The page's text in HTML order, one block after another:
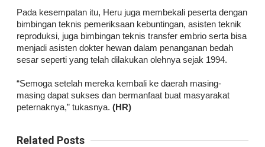
Pada kesempatan itu, Heru juga membekali peserta dengan
bimbingan teknis pemeriksaan kebuntingan, asisten teknik
reproduksi, juga bimbingan teknis transfer embrio serta bisa
menjadi asisten dokter hewan dalam penanganan bedah
sesar seperti yang telah dilakukan olehnya sejak 1994.
“Semoga setelah mereka kembali ke daerah masing-
masing dapat sukses dan bermanfaat buat masyarakat
peternaknya,” tukasnya. (HR)
Related Posts